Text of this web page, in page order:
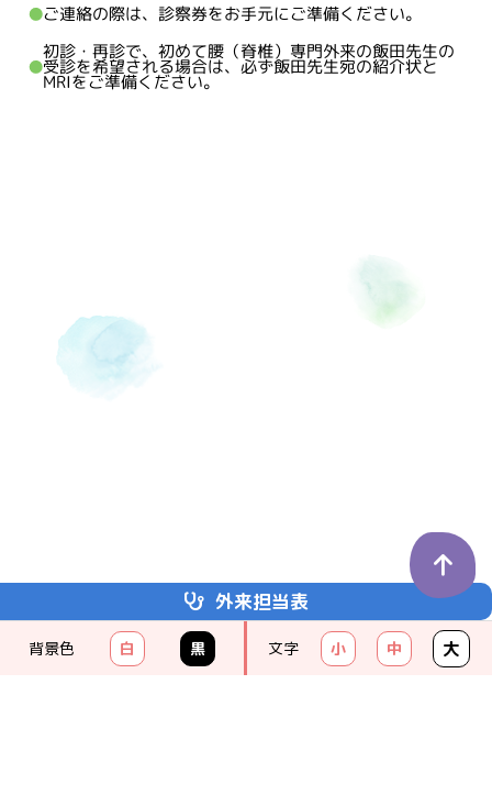
背景色 白 黒 文字 小 中 大
ご連絡の際は、診察券をお手元にご準備ください。
初診・再診で、初めて腰（脊椎）専門外来の飯田先生の
受診を希望される場合は、必ず飯田先生宛の紹介状と
MRIをご準備ください。
かわごえクリニック
KAWAGOE CLINIC
049-238-8111 （代）
外来担当表